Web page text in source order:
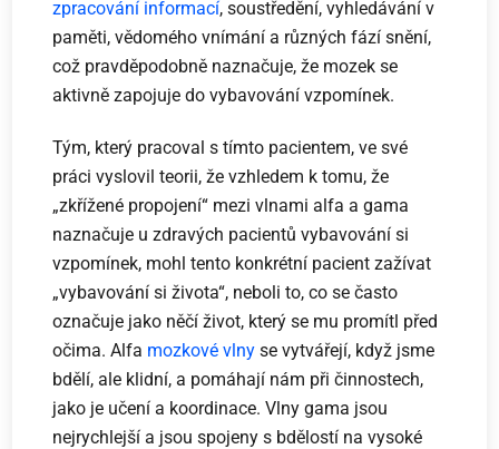
zpracování informací, soustředění, vyhledávání v
paměti, vědomého vnímání a různých fází snění,
což pravděpodobně naznačuje, že mozek se
aktivně zapojuje do vybavování vzpomínek.
Tým, který pracoval s tímto pacientem, ve své
práci vyslovil teorii, že vzhledem k tomu, že
„zkřížené propojení“ mezi vlnami alfa a gama
naznačuje u zdravých pacientů vybavování si
vzpomínek, mohl tento konkrétní pacient zažívat
„vybavování si života“, neboli to, co se často
označuje jako něčí život, který se mu promítl před
očima. Alfa mozkové vlny se vytvářejí, když jsme
bdělí, ale klidní, a pomáhají nám při činnostech,
jako je učení a koordinace. Vlny gama jsou
nejrychlejší a jsou spojeny s bdělostí na vysoké